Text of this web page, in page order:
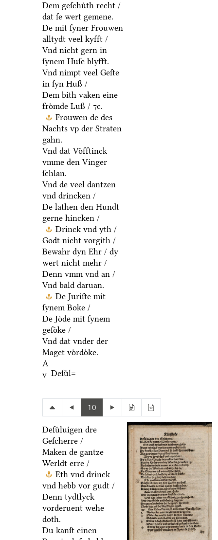
Dem geſchuͤth recht /
dat ſe wert gemene.
De mit ſyner Frouwen
alltydt veel kyfft /
Vnd nicht gern in
ſynem Huſe blyfft.
Vnd nimpt veel Geſte
in ſyn Huß /
Dem bith vaken eine
froͤmde Luß / ⁊c.
Frouwen de des
Nachts vp der Straten
gahn.
Vnd dat Voͤfftinck
vmme den Vinger
ſchlan.
Vnd de veel dantzen
vnd drincken /
De lathen den Hundt
gerne hincken /
Drinck vnd yth /
Godt nicht vorgith /
Bewahr dyn Ehr / dy
wert nicht mehr /
Denn vmm vnd an /
Vnd bald daruan.
De Juriſte mit
ſynem Boke /
De Joͤde mit ſynem
geſoͤke /
Vnd dat vnder der
Maget voͤrdoͤke.
A
v Deſuͤl=
10
Deſuͤluigen dre
Geſcherre /
Maken de gantze
Werldt erre /
Eth vnd drinck
vnd hebb vor gudt /
Denn tydtlyck
vorderuent wehe
doth.
Du kanſt einen